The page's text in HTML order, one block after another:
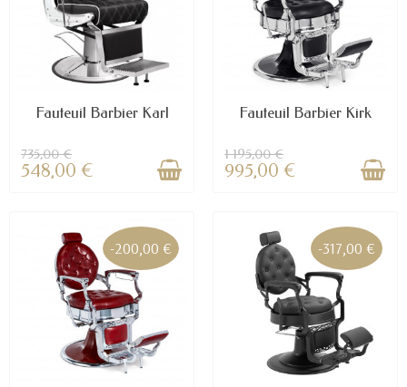
Fauteuil Barbier Karl
735,00 €
548,00 €
Fauteuil Barbier Kirk
1 195,00 €
995,00 €
-200,00 € -317,00 €